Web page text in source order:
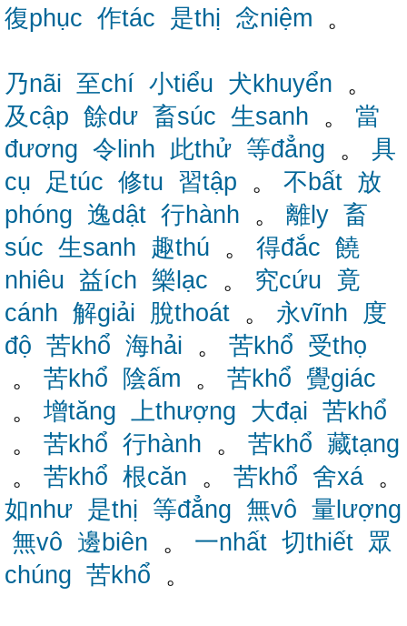
復phục 作tác 是thị 念niệm 。
乃nãi 至chí 小tiểu 犬khuyển 。
及cập 餘dư 畜súc 生sanh 。 當
đương 令linh 此thử 等đẳng 。 具
cụ
足túc 修tu 習tập 。 不bất 放
phóng 逸dật 行hành 。 離ly 畜
súc 生sanh 趣thú 。 得đắc 饒
nhiêu 益ích 樂lạc 。 究cứu
竟
cánh 解giải 脫thoát 。 永vĩnh
度
độ 苦khổ 海hải 。 苦khổ 受thọ
。 苦khổ 陰ấm 。 苦khổ 覺giác
。 增tăng 上thượng 大đại 苦khổ
。 苦khổ 行hành 。 苦khổ 藏tạng
。 苦khổ 根căn 。 苦khổ 舍xá 。
如như 是thị 等đẳng 無vô 量lượng
無vô 邊biên 。 一nhất 切thiết 眾
chúng 苦khổ 。